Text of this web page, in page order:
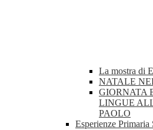
La mostra di
NATALE
GIORNATA
LINGUE
PAOLO
Esperienze Primaria